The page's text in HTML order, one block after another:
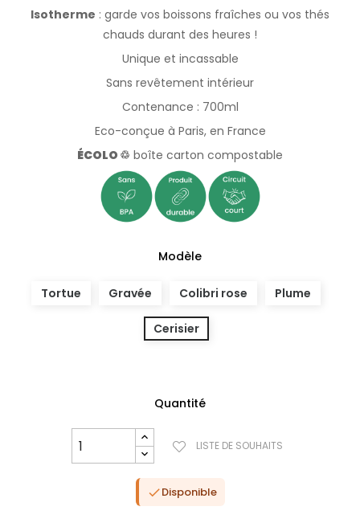
Isotherme : garde vos boissons fraîches ou vos thés
chauds durant des heures !
Unique et incassable
Sans revêtement intérieur
Contenance : 700ml
Eco-conçue à Paris, en France
ÉCOLO ♲ boîte carton compostable
Modèle
Tortue Gravée Colibri rose Plume
Cerisier
Quantité
LISTE DE SOUHAITS
Disponible